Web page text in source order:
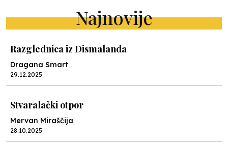
Najnovije
Razglednica iz Dismalanda
Dragana Smart
29.12.2025
Stvaralački otpor
Mervan Miraščija
28.10.2025